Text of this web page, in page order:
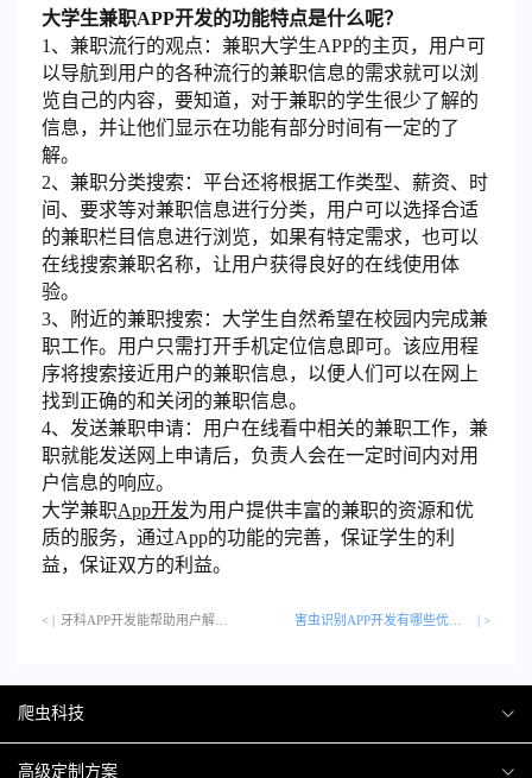
大学生兼职APP开发的功能特点是什么呢？
1、兼职流行的观点：兼职大学生APP的主页，用户可
以导航到用户的各种流行的兼职信息的需求就可以浏
览自己的内容，要知道，对于兼职的学生很少了解的
信息，并让他们显示在功能有部分时间有一定的了
解。
2、兼职分类搜索：平台还将根据工作类型、薪资、时
间、要求等对兼职信息进行分类，用户可以选择合适
的兼职栏目信息进行浏览，如果有特定需求，也可以
在线搜索兼职名称，让用户获得良好的在线使用体
验。
3、附近的兼职搜索：大学生自然希望在校园内完成兼
职工作。用户只需打开手机定位信息即可。该应用程
序将搜索接近用户的兼职信息，以便人们可以在网上
找到正确的和关闭的兼职信息。
4、发送兼职申请：用户在线看中相关的兼职工作，兼
职就能发送网上申请后，负责人会在一定时间内对用
户信息的响应。
大学兼职App开发为用户提供丰富的兼职的资源和优
质的服务，通过App的功能的完善，保证学生的利
益，保证双方的利益。
< | | >
爬虫科技
爬虫案例
高级定制方案